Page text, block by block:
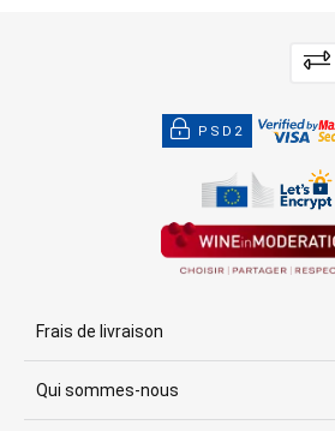
PSD2
Frais de livraison
Qui sommes-nous